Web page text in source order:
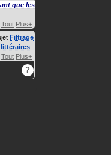
que les
Tout Plus+
Filtrage
.
Tout Plus+
?